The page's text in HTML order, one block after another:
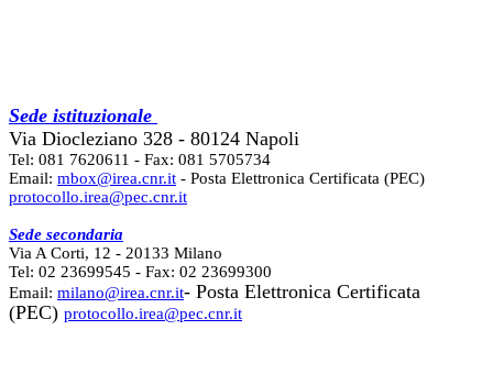
Sede istituzionale
Via Diocleziano 328 - 80124 Napoli
Tel: 081 7620611 - Fax: 081 5705734
Email: mbox@irea.cnr.it - Posta Elettronica Certificata (PEC)
protocollo.irea@pec.cnr.it
Sede secondaria
Via A Corti, 12 - 20133 Milano
Tel: 02 23699545 - Fax: 02 23699300
Email: milano@irea.cnr.it- Posta Elettronica Certificata
(PEC) protocollo.irea@pec.cnr.it